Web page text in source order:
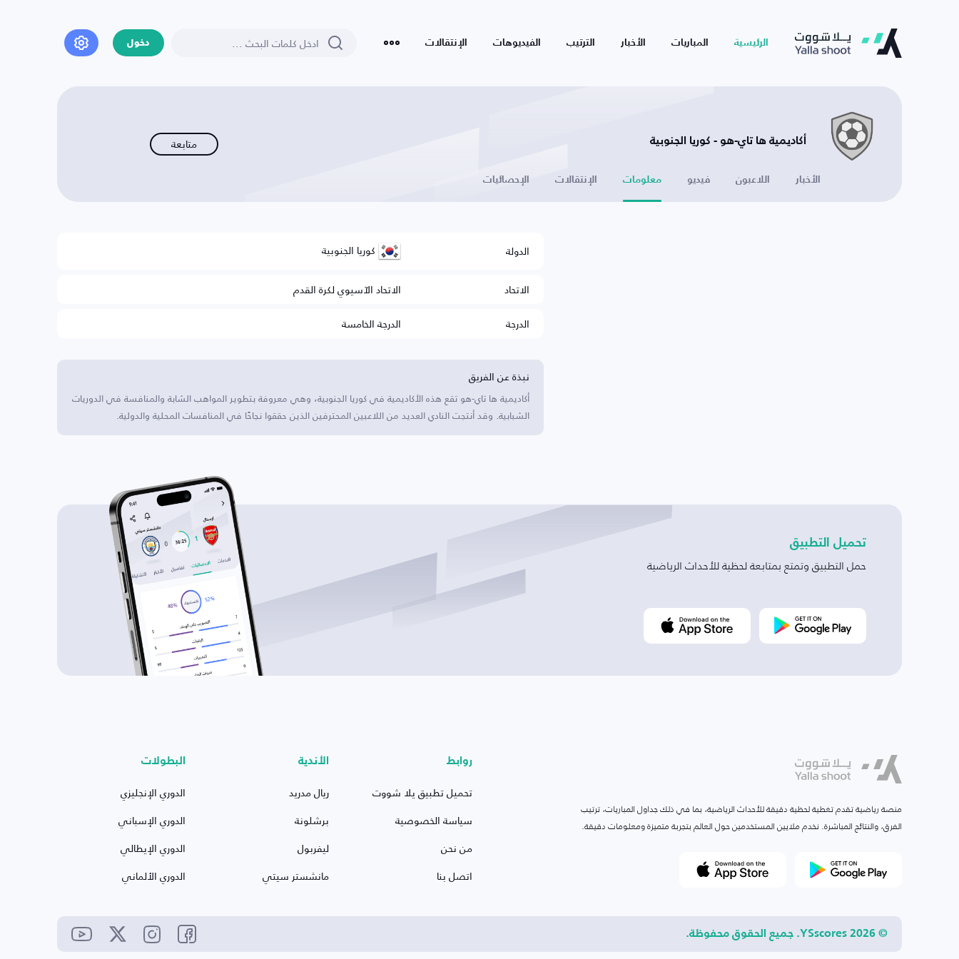
الرئيسية المباريات الأخبار الترتيب الفيديوهات الإنتقالات دخول
أكاديمية ها تاي-هو - كوريا الجنوبية متابعة
الأخبار اللاعبون فيديو معلومات الإنتقالات الإحصائيات
الدولة كوريا الجنوبية
الاتحاد
الاتحاد الآسيوي لكرة القدم
الدرجة
الدرجة الخامسة
نبذة عن الفريق
أكاديمية ها تاي-هو تقع هذه الأكاديمية في كوريا الجنوبية، وهي معروفة بتطوير المواهب الشابة والمنافسة في الدوريات
الشبابية. وقد أنتجت النادي العديد من اللاعبين المحترفين الذين حققوا نجاحًا في المنافسات المحلية والدولية.
تحميل التطبيق
حمل التطبيق وتمتع بمتابعة لحظية للأحداث الرياضية
منصة رياضية تقدم تغطية لحظية دقيقة للأحداث الرياضية، بما في ذلك جداول المباريات، ترتيب
الفرق، والنتائج المباشرة. نخدم ملايين المستخدمين حول العالم بتجربة متميزة ومعلومات دقيقة.
روابط
تحميل تطبيق يلا شووت
سياسة الخصوصية
من نحن
اتصل بنا
الأندية
ريال مدريد
برشلونة
ليفربول
مانشستر سيتي
البطولات
الدوري الإنجليزي
الدوري الإسباني
الدوري الإيطالي
الدوري الألماني
© 2026 YSscores. جميع الحقوق محفوظة.